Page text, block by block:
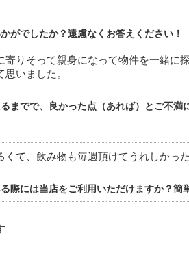
がでしたか？遠慮なくお答えください！
りそって親身になって物件を一緒に
いました。
までで、良かった点（あれば）とご不満
て、飲み物も毎週頂けてうれしかった
際には当店をご利用いただけますか？簡